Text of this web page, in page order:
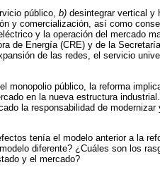
público, b) desintegrar vertical y
y comercialización, así como
y la operación del mercado
de Energía (CRE) y de la
de las redes, el servicio
monopolio público, la reforma
en la nueva estructura
la responsabilidad de modernizar
tenía el modelo anterior a la
diferente? ¿Cuáles son los
y el mercado?